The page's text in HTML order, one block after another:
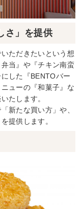
さ」を提供
ただきたいという想
当』や『チキン南蛮
した『BENTOバー
ューの『和菓子』な
たします。
新たな買い方」や、
提供します。